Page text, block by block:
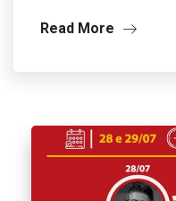
Read More